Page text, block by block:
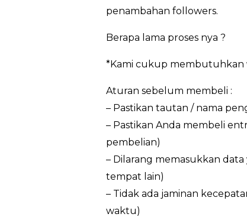
penambahan followers.
Berapa lama proses nya ?
*Kami cukup membutuhkan
Aturan sebelum membeli :
– Pastikan tautan / nama
– Pastikan Anda membeli
pembelian)
– Dilarang memasukkan
tempat lain)
– Tidak ada jaminan
waktu)